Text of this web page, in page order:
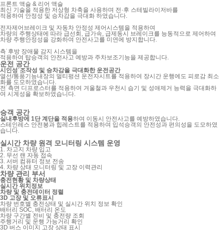
프론트 액슬 & 리어 액슬
최신 기술을 적용한 저상형 차축을 사용하며 전·후 스테빌라이저바를
적용하여 안정성 및 승차감을 극대화 하였습니다.
전자제어브레이크 및 자동차 안정성 제어시스템 을 적용하여
차량의 주행상태에 따라 급선회, 급가속, 급제동시 브레이크를 능동적으로 제어하여
차량 주행안정성을 강화하여 안전사고를 미연에 방지합니다.
측˙후방 장애물 감지 시스템을
적용하여 탑승객의 안전사고 예방과 주차보조기능을 제공합니다.
운전 공간
시인성˙조작성 및 승차감을 극대화한 운전공간
열선/통풍기능내장의 멀티펑션 운전자시트를 적용하여 장시간 운행에도 피로감 최소
화를 도모하였습니다.
전˙측면 디프로스터를 적용하여 겨울철과 우천시 습기 및 성애제거 능력을 극대화하
여 시계성을 확보하였습니다.
승객 공간
실내후방에 1단 계단을 적용하여 이동시 안전사고를 예방하였습니다.
스테인레스 안전봉과 힙레스트를 적용하여 입석승객의 안전성과 편의성을 도모하였
습니다.
실시간 차량 원격 모니터링 시스템 운영
1. 차고지 차량 입고
2. 무선 랜 자동 접속
3. 서버 컴퓨터 정보 전송
4. 차량 상태 모니터링 및 고장 이력관리
차량 관리 부서
충전현황 및 차량상태
실시간 위치정보
차량 및 충전데이터 정렬
3D 고장 및 오류표시
차량 번호별 충전상태 및 실시간 위치 정보 확인
배터리 SOC, 배터리 온도
차량 구간별 전비 및 충전량 조회
주행거리 및 운행 가능거리 확인
3D 버스 이미지 고장 상태 표시